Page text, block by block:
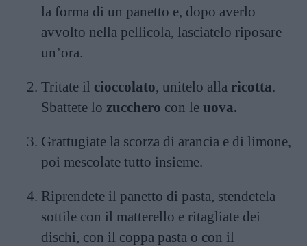
la forma di un panetto e, dopo averlo
avvolto nella pellicola, lasciatelo riposare
un’ora.
Tritate il cioccolato, unitelo alla ricotta.
Sbattete lo zucchero con le uova.
Grattugiate la scorza di arancia e di limone,
poi mescolate tutto insieme.
Riprendete il panetto di pasta, stendetela
sottile con il matterello e ritagliate dei
dischi, con il coppa pasta o con il